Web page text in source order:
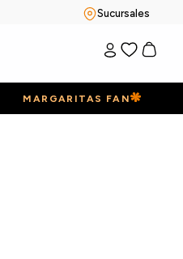
Sucursales
MARGARITAS FAN